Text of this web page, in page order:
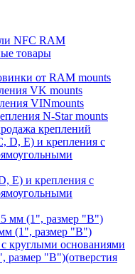
NFC RAM
товары
от RAM mounts
VK mounts
VINmounts
N-Star mounts
креплений
E) и крепления с
(1", размер "B")
круглыми основаниями
"B")(отверстия